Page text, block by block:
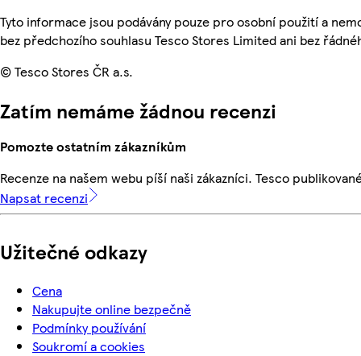
Tyto informace jsou podávány pouze pro osobní použití a
bez předchozího souhlasu Tesco Stores Limited ani bez
© Tesco Stores ČR a.s.
Zatím nemáme žádnou recenzi
Pomozte ostatním zákazníkům
Recenze na našem webu píší naši zákazníci. Tesco
Napsat recenzi
Užitečné odkazy
Cena
Nakupujte online bezpečně
Podmínky používání
Soukromí a cookies